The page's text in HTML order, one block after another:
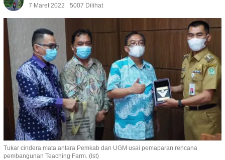
7 Maret 2022
5007 Dilihat
Tukar cindera mata antara Pemkab dan UGM usai pemaparan rencana
pembangunan Teaching Farm. (Ist)